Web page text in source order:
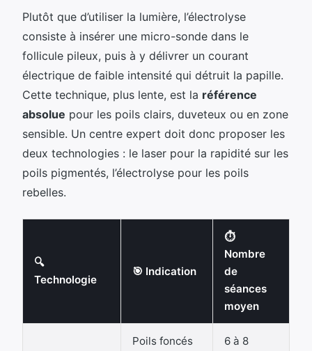
Plutôt que d’utiliser la lumière, l’électrolyse
consiste à insérer une micro-sonde dans le
follicule pileux, puis à y délivrer un courant
électrique de faible intensité qui détruit la papille.
Cette technique, plus lente, est la référence
absolue pour les poils clairs, duveteux ou en zone
sensible. Un centre expert doit donc proposer les
deux technologies : le laser pour la rapidité sur les
poils pigmentés, l’électrolyse pour les poils
rebelles.
🔍
Technologie
🎯 Indication
⏱
Nombre
de
séances
moyen
Poils foncés
6 à 8